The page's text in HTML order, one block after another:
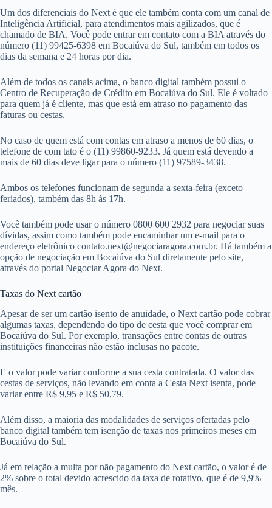
Um dos diferenciais do Next é que ele também conta com um canal de
Inteligência Artificial, para atendimentos mais agilizados, que é
chamado de BIA. Você pode entrar em contato com a BIA através do
número (11) 99425-6398 em Bocaiúva do Sul, também em todos os
dias da semana e 24 horas por dia.
Além de todos os canais acima, o banco digital também possui o
Centro de Recuperação de Crédito em Bocaiúva do Sul. Ele é voltado
para quem já é cliente, mas que está em atraso no pagamento das
faturas ou cestas.
No caso de quem está com contas em atraso a menos de 60 dias, o
telefone de com tato é o (11) 99860-9233. Já quem está devendo a
mais de 60 dias deve ligar para o número (11) 97589-3438.
Ambos os telefones funcionam de segunda a sexta-feira (exceto
feriados), também das 8h às 17h.
Você também pode usar o número 0800 600 2932 para negociar suas
dívidas, assim como também pode encaminhar um e-mail para o
endereço eletrônico contato.next@negociaragora.com.br. Há também a
opção de negociação em Bocaiúva do Sul diretamente pelo site,
através do portal Negociar Agora do Next.
Taxas do Next cartão
Apesar de ser um cartão isento de anuidade, o Next cartão pode cobrar
algumas taxas, dependendo do tipo de cesta que você comprar em
Bocaiúva do Sul. Por exemplo, transações entre contas de outras
instituições financeiras não estão inclusas no pacote.
E o valor pode variar conforme a sua cesta contratada. O valor das
cestas de serviços, não levando em conta a Cesta Next isenta, pode
variar entre R$ 9,95 e R$ 50,79.
Além disso, a maioria das modalidades de serviços ofertadas pelo
banco digital também tem isenção de taxas nos primeiros meses em
Bocaiúva do Sul.
Já em relação a multa por não pagamento do Next cartão, o valor é de
2% sobre o total devido acrescido da taxa de rotativo, que é de 9,9%
mês.